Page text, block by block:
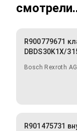
R900779671
DBDS30K1X/
Bosch Rexroth AG
R901475731